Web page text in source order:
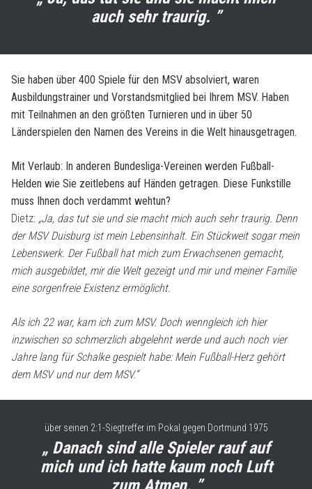
auch sehr traurig. ”
Sie haben über 400 Spiele für den MSV absolviert, waren
Ausbildungstrainer und Vorstandsmitglied bei Ihrem MSV. Haben
mit Teilnahmen an den größten Turnieren und in über 50
Länderspielen den Namen des Vereins in die Welt hinausgetragen.
Mit Verlaub: In anderen Bundesliga-Vereinen werden Fußball-
Helden wie Sie zeitlebens auf Händen getragen. Diese Funkstille
muss Ihnen doch verdammt wehtun?
Dietz: „Ja, das tut sie und sie macht mich auch sehr traurig. Denn
der MSV Duisburg ist mein Lebensinhalt. Ein Stückweit sogar mein
Lebenswerk. Der Fußball hat mich zum Erwachsenen gemacht,
mich ausgebildet, mir die Welt gezeigt und mir und meiner Familie
eine sorgenfreie Existenz ermöglicht.
Als ich 22 war, kam ich zum MSV. Doch wenngleich ich hier
inzwischen so schmerzlich abgelehnt werde und auch noch vier
Jahre lang für Schalke gespielt habe: Mein Fußball-Herz gehört
dem MSV und nur dem MSV.“
über seinen 2:1-Siegtreffer im Pokal gegen Dortmund 1975
„ Danach sind alle Spieler rauf auf
mich und ich hatte kaum noch Luft